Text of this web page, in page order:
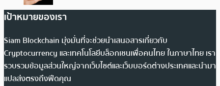
เป้าหมายของเรา
Siam Blockchain มุ่งมั่นที่จะช่วยนำเสนอสารเกี่ยวกับ
Cryptocurrency และเทคโนโลยีบล็อกเชนเพื่อคนไทย ในภาษาไทย เรา
รวบรวมข้อมูลส่วนใหญ่จากเว็บไซต์และเว็บบอร์ดต่างประเทศและนำมา
แปลส่งตรงถึงฟีดคุณ